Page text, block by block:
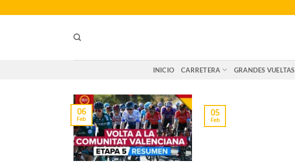
al
INICIO CARRETERA GRANDES VUELTAS
06
Feb
05
Feb